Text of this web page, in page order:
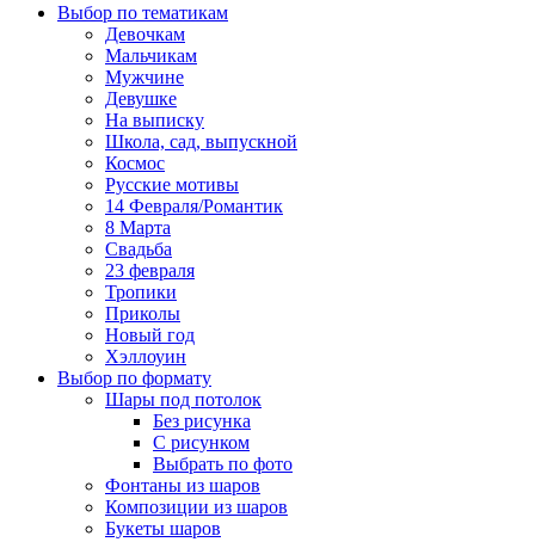
Выбор по тематикам
Девочкам
Мальчикам
Мужчине
Девушке
На выписку
Школа, сад, выпускной
Космос
Русские мотивы
14 Февраля/Романтик
8 Марта
Свадьба
23 февраля
Тропики
Приколы
Новый год
Хэллоуин
Выбор по формату
Шары под потолок
Без рисунка
С рисунком
Выбрать по фото
Фонтаны из шаров
Композиции из шаров
Букеты шаров